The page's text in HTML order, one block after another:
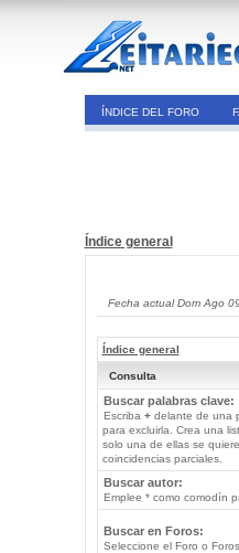
ÍNDICE DEL FORO
Índice general
Fecha actual Dom Ago
Índice general
Consulta
Buscar palabras clave:
Escriba +delante de una
para excluirla. Crea una
solo una de ellas se
coincidencias parciales.
Buscar autor:
Emplee * como comodín
Buscar en Foros:
Seleccione el Foro o